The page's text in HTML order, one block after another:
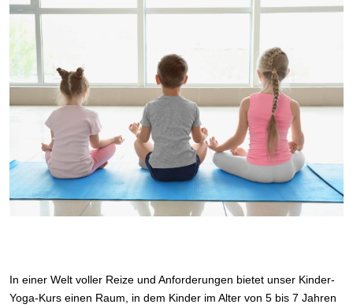
In einer Welt voller Reize und Anforderungen bietet unser Kinder-
Yoga-Kurs einen Raum, in dem Kinder im Alter von 5 bis 7 Jahren